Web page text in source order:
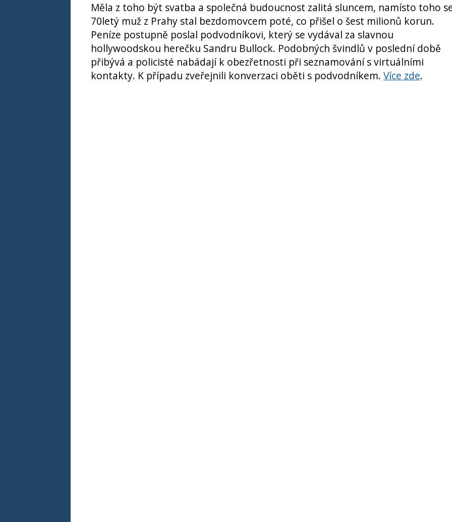
Měla z toho být svatba a společná budoucnost zalitá sluncem, namísto toho
70letý muž z Prahy stal bezdomovcem poté, co přišel o šest milionů korun.
Peníze postupně poslal podvodníkovi, který se vydával za slavnou
hollywoodskou herečku Sandru Bullock. Podobných švindlů v poslední době
přibývá a policisté nabádají k obezřetnosti při seznamování s virtuálními
kontakty. K případu zveřejnili konverzaci oběti s podvodníkem. Více zde.